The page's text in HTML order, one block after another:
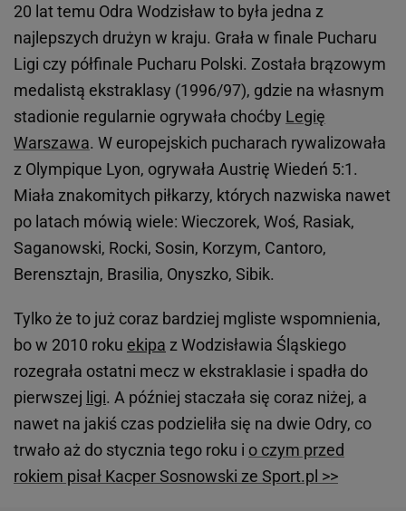
20 lat temu Odra Wodzisław to była jedna z
najlepszych drużyn w kraju. Grała w finale Pucharu
Ligi czy półfinale Pucharu Polski. Została brązowym
medalistą ekstraklasy (1996/97), gdzie na własnym
stadionie regularnie ogrywała choćby Legię
Warszawa. W europejskich pucharach rywalizowała
z Olympique Lyon, ogrywała Austrię Wiedeń 5:1.
Miała znakomitych piłkarzy, których nazwiska nawet
po latach mówią wiele: Wieczorek, Woś, Rasiak,
Saganowski, Rocki, Sosin, Korzym, Cantoro,
Berensztajn, Brasilia, Onyszko, Sibik.
Tylko że to już coraz bardziej mgliste wspomnienia,
bo w 2010 roku ekipa z Wodzisławia Śląskiego
rozegrała ostatni mecz w ekstraklasie i spadła do
pierwszej ligi. A później staczała się coraz niżej, a
nawet na jakiś czas podzieliła się na dwie Odry, co
trwało aż do stycznia tego roku i o czym przed
rokiem pisał Kacper Sosnowski ze Sport.pl >>